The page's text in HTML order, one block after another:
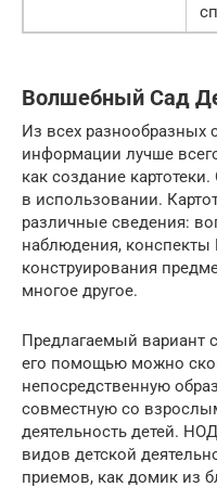
Волшебный Сад
Из всех разнообразных
информации лучше
как создание
в использовании.
различные сведения:
наблюдения,
конструирования
многое другое.
Предлагаемый вариант
его помощью можно
непосредственную
совместную со
деятельность детей.
видов детской
приемов, как домик из